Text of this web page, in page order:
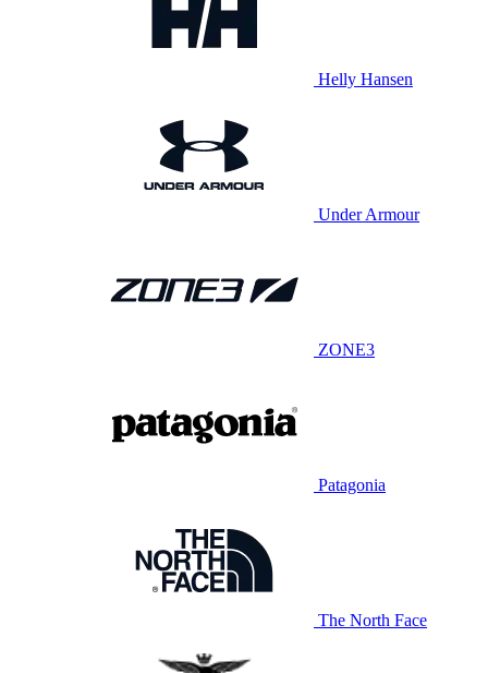
Helly Hansen
Under Armour
ZONE3
Patagonia
The North Face